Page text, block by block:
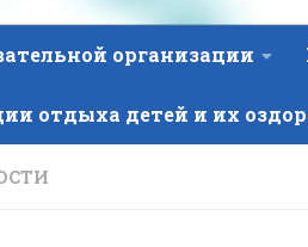
организации
отдыха детей и их